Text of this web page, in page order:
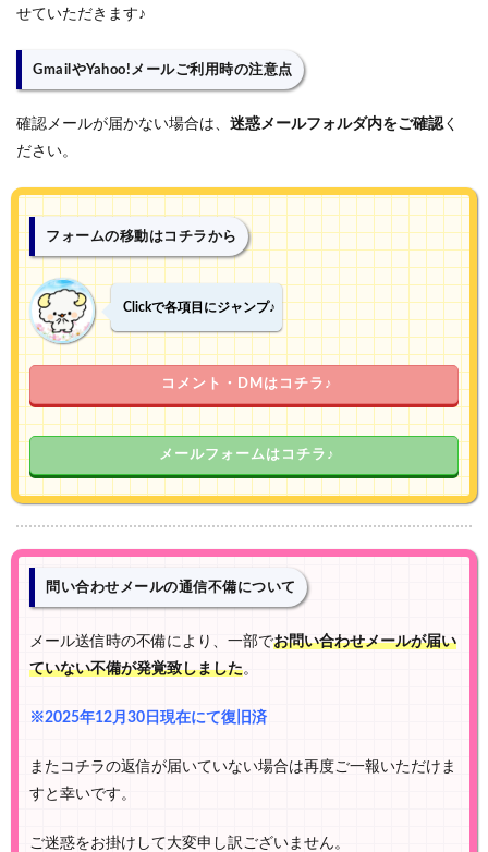
せていただきます♪
GmailやYahoo!メールご利用時の注意点
確認メールが届かない場合は、 迷惑メールフォルダ内をご確認く
ださい。
フォームの移動はコチラから
Clickで各項目にジャンプ♪
コメント・DMはコチラ♪
メールフォームはコチラ♪
問い合わせメールの通信不備について
メール送信時の不備により、一部でお問い合わせメールが届い
ていない不備が発覚致しました。
※2025年12月30日現在にて復旧済
またコチラの返信が届いていない場合は再度ご一報いただけま
すと幸いです。
ご迷惑をお掛けして大変申し訳ございません。